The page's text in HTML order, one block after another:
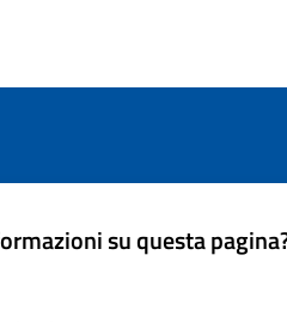
su questa